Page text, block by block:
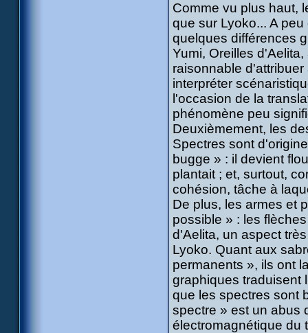
Comme vu plus haut,
que sur Lyoko... A
quelques différences
Yumi, Oreilles
raisonnable
interpréter
l'occasion de la
phénomène peu
Deuxièmement, les
Spectres sont
bugge » : il devient
plantait ; et, surtout,
cohésion, tâche à
De plus, les armes et
possible » : les
d'Aelita, un aspect
Lyoko. Quant aux
permanents », ils ont
graphiques traduisent
que les spectres sont
spectre » est un abus
électromagnétique du